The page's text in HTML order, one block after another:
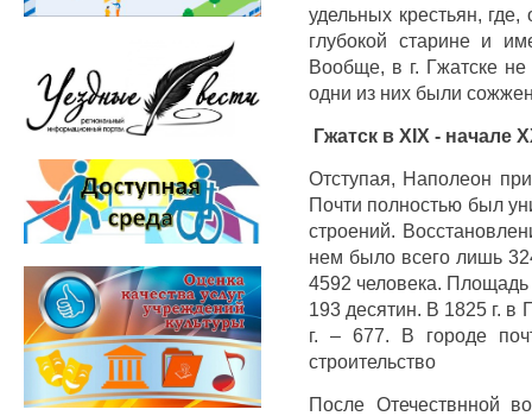
удельных крестьян,
глубокой старине и
Вообще, в г. Гжатске
одни из них были
Гжатск в XIX - начале
Отступая, Наполеон
Почти полностью был
строений.
нем было всего лишь
4592 человека. Площадь
193 десятин. В 1825 г. в
г. – 677. В городе
строительство
После Отечествнной